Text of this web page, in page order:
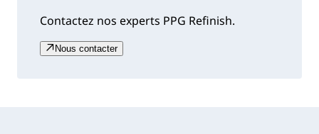
Contactez nos experts PPG Refinish.
Nous contacter